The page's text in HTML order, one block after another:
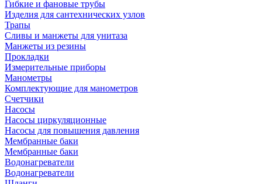
Гибкие и фановые трубы
Изделия для сантехнических узлов
Трапы
Сливы и манжеты для унитаза
Манжеты из резины
Прокладки
Измерительные приборы
Манометры
Комплектующие для манометров
Счетчики
Насосы
Насосы циркуляционные
Насосы для повышения давления
Мембранные баки
Мембранные баки
Водонагреватели
Водонагреватели